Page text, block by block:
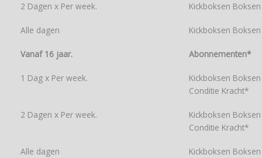
2 Dagen x Per week. Kickboksen
Alle dagen Kickboksen
Vanaf 16 jaar. Abonnementen*
1 Dag x Per week.
Kickboksen
Conditie Kracht*
2 Dagen x Per week.
Kickboksen
Conditie Kracht*
Alle dagen
Kickboksen